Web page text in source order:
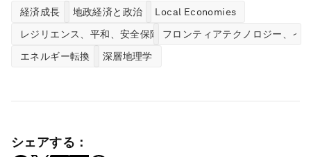
経済成長 地政経済と政治
Local Economies
レジリエンス、平和、安全保障
フロンティアテクノロジー、イ
エネルギー転換
深層地理学
シェアする：